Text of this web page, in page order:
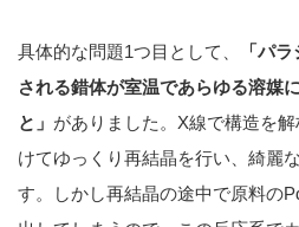
具体的な問題1つ目として、
「パ
される錯体が室温であらゆる溶媒
と」 がありました。X線で構造を
けてゆっくり再結晶を行い、綺麗
す。しかし再結晶の途中で原料の